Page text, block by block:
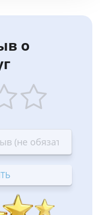
о
stars
—
Excellent